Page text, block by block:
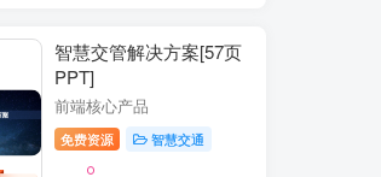
智慧交管解决方案[57页
PPT]
前端核心产品
免费资源 智慧交通